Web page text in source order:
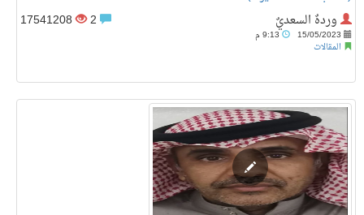
وردهٌ السعديٌ
15/05/2023
المقالات
17541208